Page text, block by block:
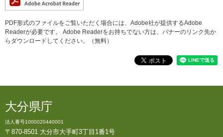
PDF形式のファイルをご覧いただく場合には、Adobe社が提供するAdobe
Readerが必要です。
Adobe Readerをお持ちでない方は、バナーのリンク先か
らダウンロードしてください。（無料）
大分県庁
法人番号1000020440001
〒870-8501 大分市大手町3丁目1番1号